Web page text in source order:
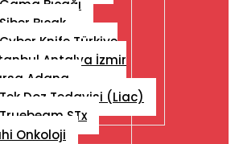
Gama Bıçağı
Siber Bıçak
Cyber ​​Knife Türkiye
Antalya İzmir
Adana
Tek Doz Tedavisi (Liac)
Truebeam STx
Onkoloji